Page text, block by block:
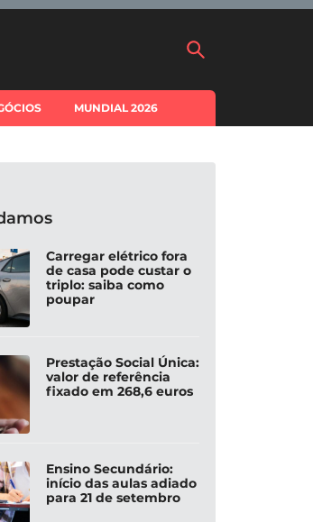
MUNDIAL 2026
Carregar elétrico fora
de casa pode custar o
triplo: saiba como
poupar
Prestação Social Única:
valor de referência
fixado em 268,6 euros
Ensino Secundário:
início das aulas adiado
para 21 de setembro